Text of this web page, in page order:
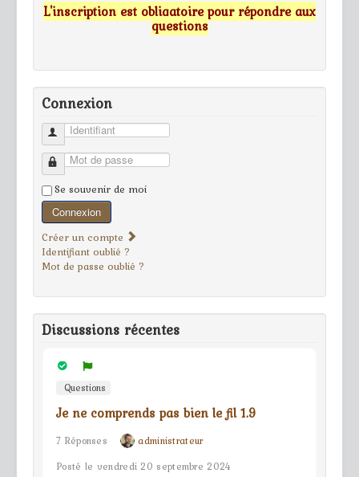
L'inscription est obligatoire pour répondre aux
questions
Connexion
Identifiant
Mot de passe
Se souvenir de moi
Connexion
Créer un compte
Identifiant oublié ?
Mot de passe oublié ?
Discussions récentes
Questions
Je ne comprends pas bien le fil 1.9
7 Réponses
administrateur
Posté le vendredi 20 septembre 2024